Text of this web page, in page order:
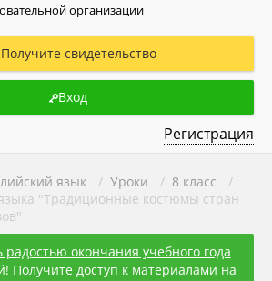
организации
Получите свидетельство
Вход
Регистрация
язык / Уроки / 8 класс
/
"Традиционные костюмы стран
радостью окончания учебного года
Получите доступ к материалами на